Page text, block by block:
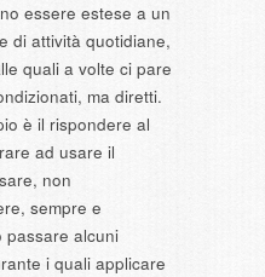
essere estese a un
di attività quotidiane,
quali a volte ci pare
ma diretti.
è il rispondere al
ad usare il
non
sempre e
passare alcuni
i quali applicare